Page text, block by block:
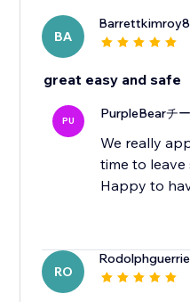
BA
great easy and safe
PU PurpleBearチ
We really
time to leave
Happy to
RO